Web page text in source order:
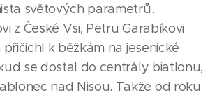
světových parametrů.
z České Vsi, Petru Garabíkovi
přičichl k běžkám na jesenické
se dostal do centrály biatlonu,
nad Nisou. Takže od roku